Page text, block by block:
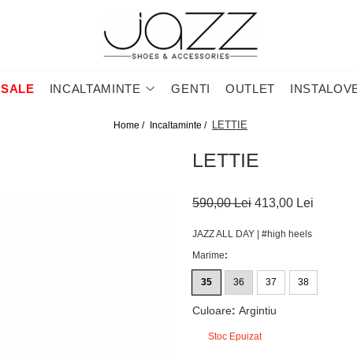
SALE INCALTAMINTE GENTI OUTLET
Home / Incaltaminte / LETTIE
LETTIE
590,00 Lei 413,00 Lei
JAZZ ALL DAY | #high heels
Marime:
35 36 37 38
Culoare: Argintiu
Stoc Epuizat